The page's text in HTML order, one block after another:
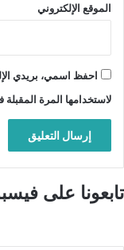
الموقع الإلكتروني
احفظ اسمي، بريدي
لاستخدامها المرة
تابعونا على